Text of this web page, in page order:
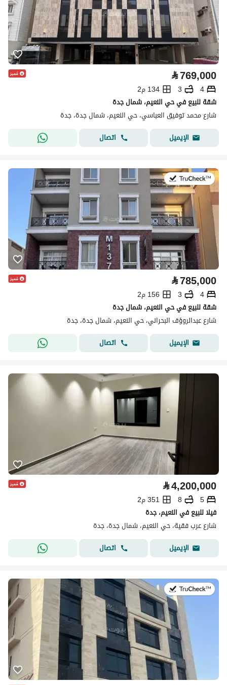
⃁769,000
4
3
134 م2
شقة للبيع في حي النعيم، شمال جدة
شارع محمد توفيق العباسي، حي النعيم، شمال جدة، جدة
الإيميل
اتصال
في:16 يوليو 2026
⃁785,000
4
3
156 م2
شقة للبيع في حي النعيم، شمال جدة
شارع عبدالروؤف البحراني، حي النعيم، شمال جدة، جدة
الإيميل
اتصال
⃁4,200,000
5
8
351 م2
فيلا للبيع في النعيم، جدة
شارع عرب فقية، حي النعيم، شمال جدة، جدة
الإيميل
اتصال
في:20 يوليو 2026